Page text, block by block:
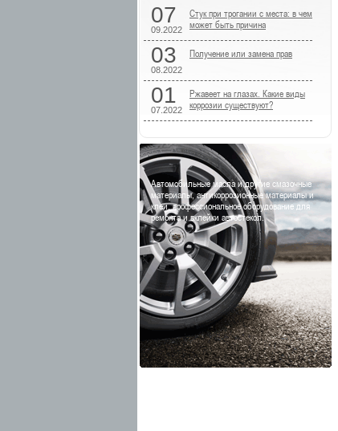
07
09.2022
Стук при трогании с места: в чем
может быть причина
03
08.2022
Получение или замена прав
01
07.2022
Ржавеет на глазах. Какие виды
коррозии существуют?
Автомобильные масла и другие смазочные
материалы, антикоррозионные материалы и
клеи, профессиональное оборудование для
ремонта и вклейки автостекол.